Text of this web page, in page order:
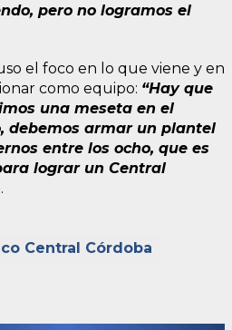
pero no logramos el
el foco en lo que viene y en
como equipo: “Hay que
una meseta en el
debemos armar un plantel
entre los ocho, que es
lograr un Central
Central Córdoba